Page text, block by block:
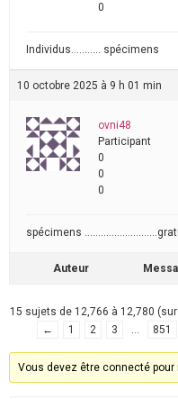
0
Individus……….. spécimens
10 octobre 2025 à 9 h 01 min
ovni48
Participant
0
0
0
spécimens
Auteur
15 sujets de 12,766 à 12,780
←
1 2 3 … 851
Vous devez être connecté pour